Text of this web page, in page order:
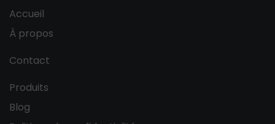
Accueil
À propos
Contact
Produits
Blog